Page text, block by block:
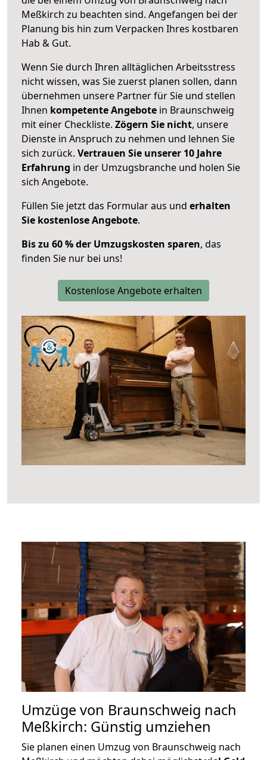
Meßkirch zu beachten sind. Angefangen bei der
Planung bis hin zum Verpacken Ihres kostbaren
Hab & Gut.
Wenn Sie durch Ihren alltäglichen Arbeitsstress
nicht wissen, was Sie zuerst planen sollen, dann
übernehmen unsere Partner für Sie und stellen
Ihnen kompetente Angebote in Braunschweig
mit einer Checkliste. Zögern Sie nicht, unsere
Dienste in Anspruch zu nehmen und lehnen Sie
sich zurück. Vertrauen Sie unserer 10 Jahre
Erfahrung in der Umzugsbranche und holen Sie
sich Angebote.
Füllen Sie jetzt das Formular aus und erhalten
Sie kostenlose Angebote.
Bis zu 60 % der Umzugskosten sparen, das
finden Sie nur bei uns!
Kostenlose Angebote erhalten
Umzüge von Braunschweig nach
Meßkirch: Günstig umziehen
Sie planen einen Umzug von Braunschweig nach